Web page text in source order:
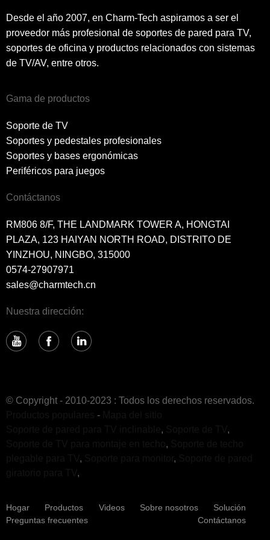
Desde el año 2007, en Charm-Tech aspiramos a ser el
proveedor más profesional de soportes de pared para TV,
soportes de oficina y productos relacionados con sistemas
de TV/AV, entre otros.
Gama de productos
Soporte de TV
Soportes y pedestales profesionales
Soportes y bases ergonómicas
Periféricos para juegos
Contáctanos
RM806 8/F, THE LANDMARK TOWER A, HONGTAI
PLAZA, 123 HAIYAN NORTH ROAD, DISTRITO DE
YINZHOU, NINGBO, 315000
0574-27907971
sales@charmtech.cn
Nuestra dirección:
© Copyright - 2010-2023 : Todos los derechos reservados.
-
,
,
,
, ,
,
Hogar Productos Videos Sobre nosotros
Solución
Preguntas frecuentes
Contáctanos